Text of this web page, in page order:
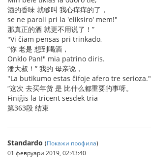
酒的香味 就够叫 我心痒痒的了，
se ne paroli pri la 'eliksiro' mem!"
那真正的酒 就更不用说了！”
"Vi ĉiam pensas pri trinkado,
“你 老是 想到喝酒，
Onklo Pan!" mia patrino diris.
潘大叔！” 我的 母亲说，
"La butikumo estas ĉifoje afero tre serioza."
“这次 去买年货 是 比什么都重要的事呀。
Finiĝis la tricent sesdek tria
第363段 结束
Standardo (Покажи профила)
01 февруари 2019, 02:43:40